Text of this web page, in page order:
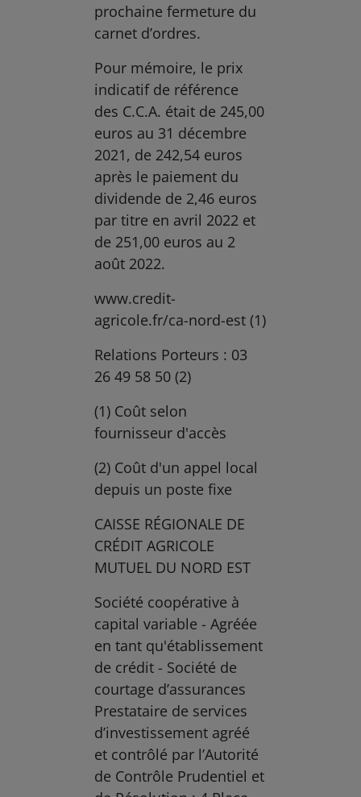
prochaine fermeture du
carnet d’ordres.
Pour mémoire, le prix
indicatif de référence
des C.C.A. était de 245,00
euros au 31 décembre
2021, de 242,54 euros
après le paiement du
dividende de 2,46 euros
par titre en avril 2022 et
de 251,00 euros au 2
août 2022.
www.credit-
agricole.fr/ca-nord-est (1)
Relations Porteurs : 03
26 49 58 50 (2)
(1) Coût selon
fournisseur d'accès
(2) Coût d'un appel local
depuis un poste fixe
CAISSE RÉGIONALE DE
CRÉDIT AGRICOLE
MUTUEL DU NORD EST
Société coopérative à
capital variable - Agréée
en tant qu'établissement
de crédit - Société de
courtage d’assurances
Prestataire de services
d’investissement agréé
et contrôlé par l’Autorité
de Contrôle Prudentiel et